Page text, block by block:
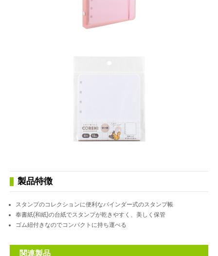
製品特徴
スタンプのコレクションに便利なバインダー式のスタンプ帳
奉書紙(和紙)の台紙でスタンプが乾きやすく、美しく保管
ゴム紐付きなのでコンパクトに持ち運べる
関連製品